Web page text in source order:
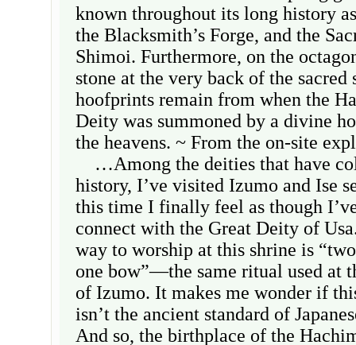
known throughout its long history
the Blacksmith’s Forge, and the
Shimoi. Furthermore, on the
stone at the very back of the sacred
hoofprints remain from when the
Deity was summoned by a divine
the heavens. ~ From the on-site
…Among the deities that have
history, I’ve visited Izumo and Ise
this time I finally feel as though
connect with the Great Deity of
way to worship at this shrine is
one bow”—the same ritual used at
of Izumo. It makes me wonder if
isn’t the ancient standard of
And so, the birthplace of the